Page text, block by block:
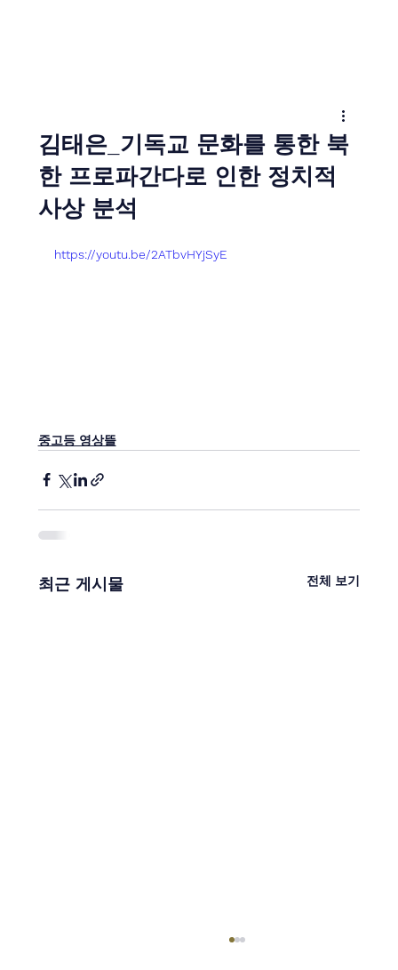
김태은_기독교 문화를 통한 북
한 프로파간다로 인한 정치적
사상 분석
https://youtu.be/2ATbvHYjSyE
중고등 영상뜰
최근 게시물 전체 보기